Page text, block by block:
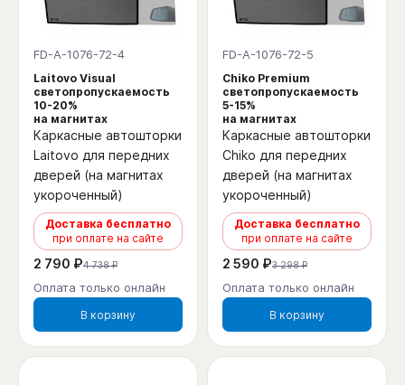
FD-A-1076-72-4
Laitovo Visual
светопропускаемость
10-20%
на магнитах
Каркасные автошторки
Laitovo для передних
дверей (на магнитах
укороченный)
Доставка бесплатно
при оплате на сайте
2 790 ₽4 738 ₽
Оплата только онлайн
В корзину
FD-A-1076-72-5
Chiko Premium
светопропускаемость
5-15%
на магнитах
Каркасные автошторки
Chiko для передних
дверей (на магнитах
укороченный)
Доставка бесплатно
при оплате на сайте
2 590 ₽3 298 ₽
Оплата только онлайн
В корзину